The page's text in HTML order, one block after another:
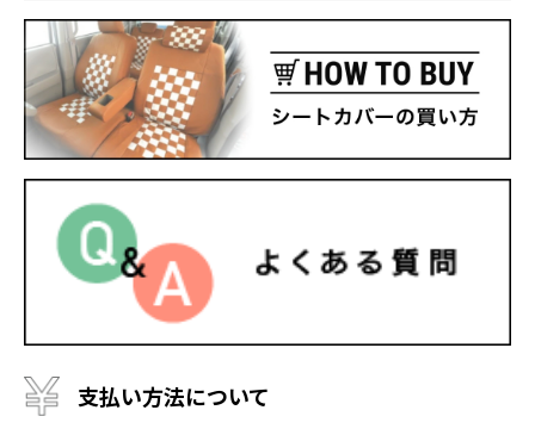
支払い方法について